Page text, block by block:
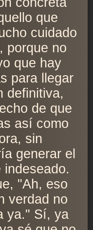
que
cuidado
porque no
que hay
para llegar
definitiva,
de que
así como
sin
generar el
"Ah, eso
verdad no
ya." Sí, ya